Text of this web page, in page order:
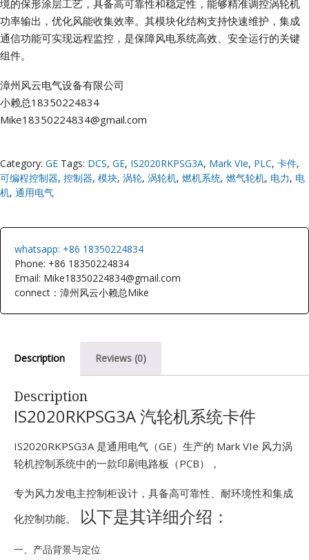
境的保形涂层工艺，具备高可靠性和稳定性，能够精准调控涡轮机
功率输出，优化风能收集效率。其模块化结构支持快速维护，集成
通信功能可实现远程监控，是保障风电系统高效、安全运行的关键
组件。
漳州风云电气设备有限公司
小赖总18350224834
Mike18350224834@gmail.com
Category: GE Tags: DCS, GE, IS2020RKPSG3A, Mark VIe, PLC, 卡件,
可编程控制器, 控制器, 模块, 涡轮, 涡轮机, 燃机系统, 燃气轮机, 电力, 电
机, 通用电气
whatsapp: +86 18350224834
Phone: +86 18350224834
Email: Mike18350224834@gmail.com
connect：漳州风云小赖总Mike
Description Reviews (0)
Description
IS2020RKPSG3A 汽轮机系统卡件
IS2020RKPSG3A 是通用电气（GE）生产的 Mark VIe 风力涡
轮机控制系统中的一款印刷电路板（PCB），
专为风力发电主控制柜设计，具备高可靠性、耐环境性和集成
化控制功能。
以下是其详细介绍：
一、产品背景与定位